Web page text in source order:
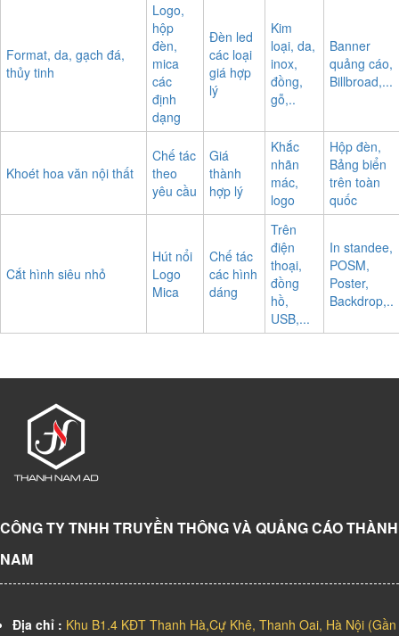
Format, da, gạch đá,
thủy tinh
Logo,
hộp
đèn,
mica
các
định
dạng
Đèn led
các loại
giá hợp
lý
Kim
loại, da,
inox,
đồng,
gỗ,..
Banner
quảng cáo,
Billbroad,...
Khoét hoa văn nội thất
Chế tác
theo
yêu cầu
Giá
thành
hợp lý
Khắc
nhãn
mác,
logo
Hộp đèn,
Bảng biển
trên toàn
quốc
Cắt hình siêu nhỏ
Hút nổi
Logo
Mica
Chế tác
các hình
dáng
Trên
điện
thoại,
đồng
hồ,
USB,...
In standee,
POSM,
Poster,
Backdrop,..
CÔNG TY TNHH TRUYỀN THÔNG VÀ QUẢNG CÁO THÀNH
NAM
Địa chỉ : Khu B1.4 KĐT Thanh Hà,Cự Khê, Thanh Oai, Hà Nội (Gần